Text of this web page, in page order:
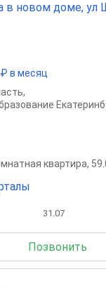
в новом доме, ул
₽ в месяц
,
квартира,
31.07
Позвонить